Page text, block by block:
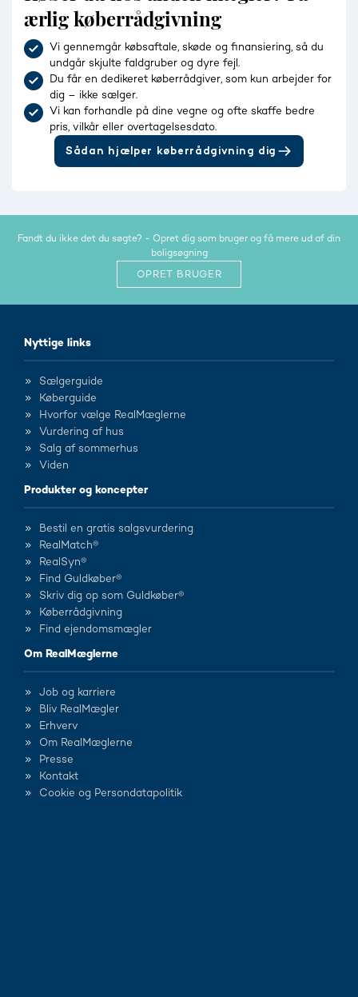
ærlig køberrådgivning
Vi gennemgår købsaftale, skøde og finansiering, så du
undgår skjulte faldgruber og dyre fejl.
Du får en dedikeret køberrådgiver, som kun arbejder for
dig – ikke sælger.
Vi kan forhandle på dine vegne og ofte skaffe bedre
pris, vilkår eller overtagelsesdato.
Sådan hjælper køberrådgivning dig
Fandt du ikke det du søgte? - Opret dig som bruger og få mere ud af din
boligsøgning
OPRET BRUGER
Nyttige links
Sælgerguide
Køberguide
Hvorfor vælge RealMæglerne
Vurdering af hus
Salg af sommerhus
Viden
Produkter og koncepter
Bestil en gratis salgsvurdering
RealMatch®
RealSyn®
Find Guldkøber®
Skriv dig op som Guldkøber®
Køberrådgivning
Find ejendomsmægler
Om RealMæglerne
Job og karriere
Bliv RealMægler
Erhverv
Om RealMæglerne
Presse
Kontakt
Cookie og Persondatapolitik